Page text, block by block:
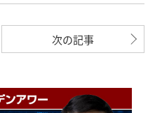
次の記事